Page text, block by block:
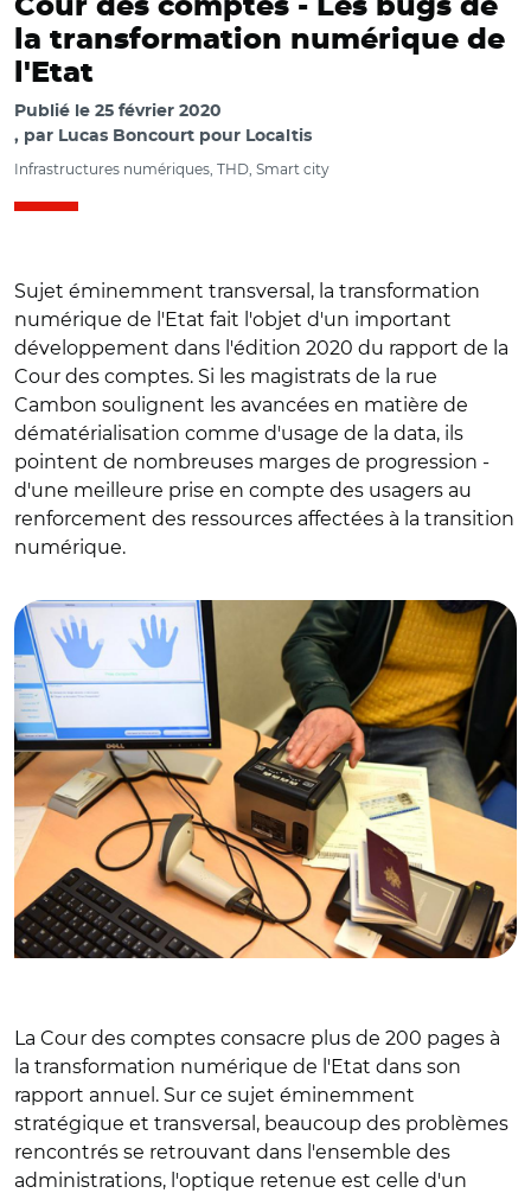
Cour des comptes - Les bugs de
la transformation numérique de
l'Etat
Publié le 25 février 2020
par Lucas Boncourt pour Localtis
Infrastructures numériques, THD, Smart city
Sujet éminemment transversal, la transformation
numérique de l'Etat fait l'objet d'un important
développement dans l'édition 2020 du rapport de la
Cour des comptes. Si les magistrats de la rue
Cambon soulignent les avancées en matière de
dématérialisation comme d'usage de la data, ils
pointent de nombreuses marges de progression -
d'une meilleure prise en compte des usagers au
renforcement des ressources affectées à la transition
numérique.
La Cour des comptes consacre plus de 200 pages à
la transformation numérique de l'Etat dans son
rapport annuel. Sur ce sujet éminemment
stratégique et transversal, beaucoup des problèmes
rencontrés se retrouvant dans l'ensemble des
administrations, l'optique retenue est celle d'un